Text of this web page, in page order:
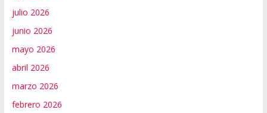
julio 2026
junio 2026
mayo 2026
abril 2026
marzo 2026
febrero 2026